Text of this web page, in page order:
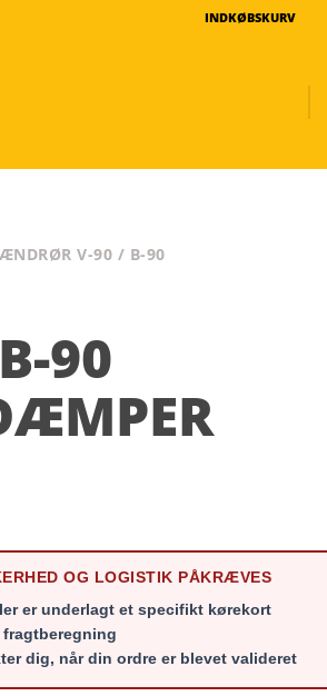
INDKØBSKURV
V-90 / B-90
90
OG LOGISTIK PÅKRÆVES
er underlagt et specifikt kørekort
fragtberegning
dig, når din ordre er blevet valideret